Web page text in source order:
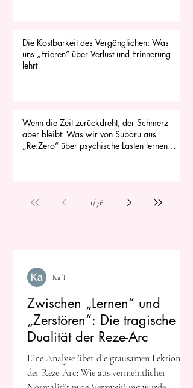
Die Kostbarkeit des Vergänglichen: Was
uns „Frieren“ über Verlust und Erinnerung
lehrt
Wenn die Zeit zurückdreht, der Schmerz
aber bleibt: Was wir von Subaru aus
„Re:Zero“ über psychische Lasten lernen
1/76
Zwischen „Lernen“ und
„Zerstören“: Die tragische
Dualität der Reze-Arc
Eine Analyse über die grausamen Lektionen
der Reze-Arc: Wie aus vermeintlicher
Ka T